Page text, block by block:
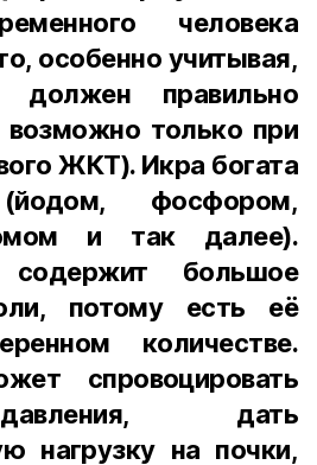
человека
особенно учитывая,
правильно
возможно только при
ЖКТ). Икра богата
фосфором,
и так далее).
большое
потому есть её
количестве.
спровоцировать
дать
нагрузку на почки,